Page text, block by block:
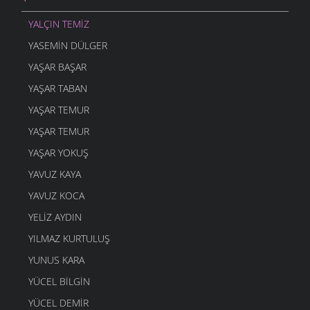
5 MART 2006
4 MART 2006
DOST BİLDİKLERİM
4 MART 2006
ŞAVŞETLİNIN GELENEGİ
DUDAK
4 MART 2006
GEL ÖĞRETMENE
4 MART 2006
YANDIM
4 MART 2006
Mİ Kİ
4 MART 2006
YALÇIN TEMIZ
YASEMIN DÜLGER
YAŞAR BAŞAR
YAŞAR TABAN
YAŞAR TEMUR
YAŞAR TEMUR
YAŞAR YOKUŞ
YAVUZ KAYA
YAVUZ KOCA
YELIZ AYDIN
YILMAZ KURTULUŞ
YUNUS KARA
YÜCEL BILGIN
YÜCEL DEMIR